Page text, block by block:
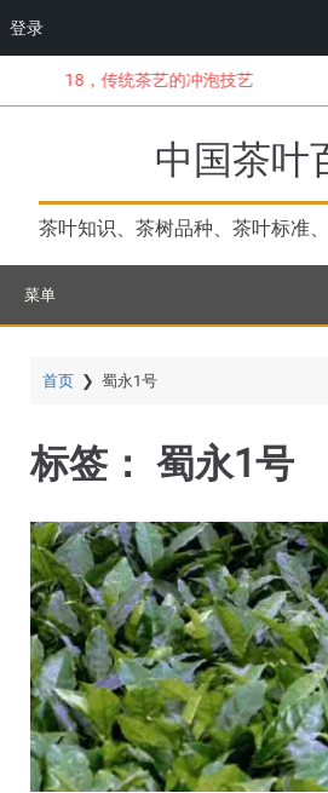
登录
到
18，传统茶艺的冲泡技艺
中国茶叶
茶叶知识、茶树品种、茶叶标准
菜单
首页 ❯ 蜀永1号
标签： 蜀永1号